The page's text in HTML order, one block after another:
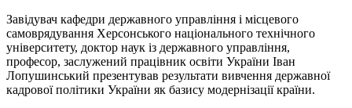
Завідувач кафедри державного управління і місцевого
самоврядування Херсонського національного технічного
університету, доктор наук із державного управління,
професор, заслужений працівник освіти України Іван
Лопушинський презентував результати вивчення державної
кадрової політики України як базису модернізації країни.